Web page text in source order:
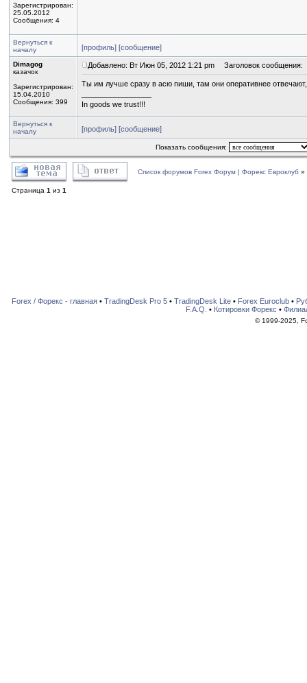
Зарегистрирован:
25.05.2012
Сообщения: 4
Вернуться к
началу
[профиль] [сообщение]
Dimagog
казачок
Зарегистрирован:
15.04.2010
Сообщения: 399
Добавлено: Вт Июн 05, 2012 1:21 pm Заголовок сообщения:
Ты им лучше сразу в асю пиши, там они оперативнее отвечают,
In goods we trust!!!
Вернуться к
началу
[профиль] [сообщение]
Показать сообщения:
Список форумов Forex Форум | Форекс Евроклуб »
Страница 1 из 1
Forex / Форекс - главная• TradingDesk Pro 5• TradingDesk Lite• Forex Euroclub•
F.A.Q. • Котировки Форекс •
© 1999-2025,